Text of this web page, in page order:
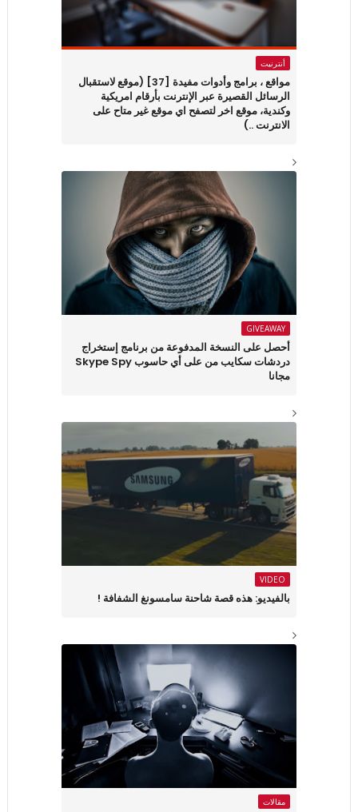
أنترنيت
مواقع ، برامج وأدوات مفيدة [37] (موقع لاستقبال
الرسائل القصيرة عبر الإنترنت بأرقام امريكية
وكندية، موقع اخر لتصفح اي موقع غير متاح على
الانترنت ..)
GIVEAWAY
أحصل على النسخة المدفوعة من برنامج إستخراج
دردشات سكايب من على أي حاسوب Skype Spy
مجانا
VIDEO
بالفيديو: هذه قصة شاحنة سامسونغ الشفافة !
مقالات